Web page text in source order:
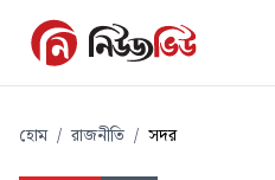
হোম / রাজনীতি / সদর